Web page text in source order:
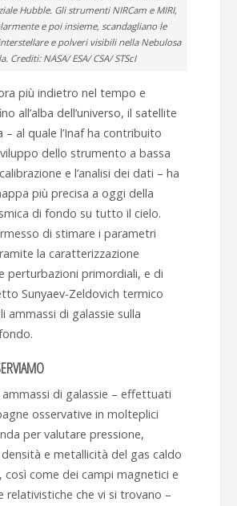
Hubble. Gli strumenti NIRCam e MIRI,
e poi insieme, scandagliano le
e polveri visibili nella Nebulosa
Crediti: NASA/ ESA/ CSA/ STScI
più indietro nel tempo e
all’alba dell’universo, il satellite
– al quale l’Inaf ha contribuito
dello strumento a bassa
e l’analisi dei dati – ha
più precisa a oggi della
di fondo su tutto il cielo.
di stimare i parametri
la caratterizzazione
perturbazioni primordiali, e di
Sunyaev-Zeldovich termico
ammassi di galassie sulla
di galassie – effettuati
osservative in molteplici
per valutare pressione,
e metallicità del gas caldo
come dei campi magnetici e
relativistiche che vi si trovano –